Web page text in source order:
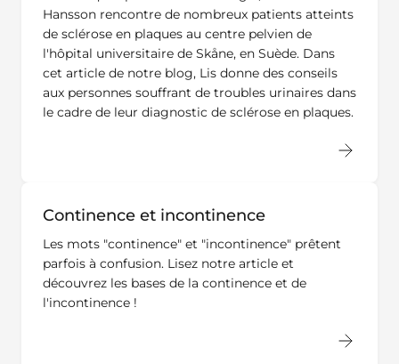
Hansson rencontre de nombreux patients atteints
de sclérose en plaques au centre pelvien de
l'hôpital universitaire de Skåne, en Suède. Dans
cet article de notre blog, Lis donne des conseils
aux personnes souffrant de troubles urinaires dans
le cadre de leur diagnostic de sclérose en plaques.
Continence et incontinence
Les mots "continence" et "incontinence" prêtent
parfois à confusion. Lisez notre article et
découvrez les bases de la continence et de
l'incontinence !